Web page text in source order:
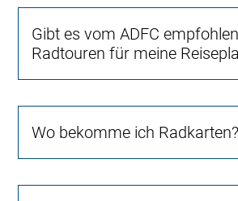
Gibt es vom ADFC
Radtouren für meine
Wo bekomme ich Radkarten?